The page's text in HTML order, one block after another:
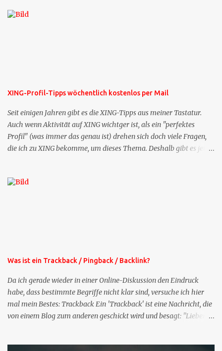
XING-Profil-Tipps wöchentlich kostenlos per Mail
Seit einigen Jahren gibt es die XING-Tipps aus meiner Tastatur.
Auch wenn Aktivität auf XING wichtger ist, als ein "perfektes
Profil" (was immer das genau ist) drehen sich doch viele Fragen,
die ich zu XING bekomme, um dieses Thema. Deshalb gibt es jetzt
bekommen Sie kostenlos eine weitere Folge. Die Startsequenz ist 16
Was ist ein Trackback / Pingback / Backlink?
Da ich gerade wieder in einer Online-Diskussion den Eindruck
habe, dass bestimmte Begriffe nicht klar sind, versuche ich hier
mal mein Bestes: Trackback Ein 'Trackback' ist eine Nachricht, die
von einem Blog zum anderen geschickt wird und besagt: "Lieber